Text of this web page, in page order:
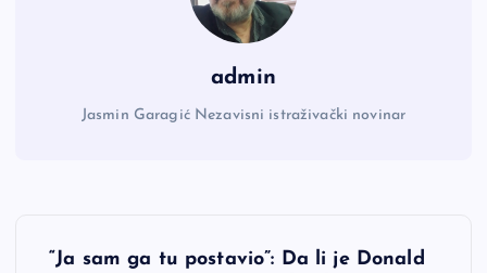
admin
Jasmin Garagić Nezavisni istraživački novinar
N“Ja sam ga tu postavio”: Da li je Donald